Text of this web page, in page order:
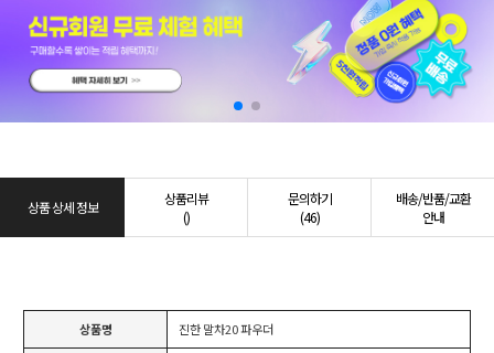
상품 상세 정보
상품리뷰
()
문의하기
(46)
배송/반품/교환
안내
상품명 진한 말차20 파우더